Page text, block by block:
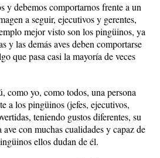
y debemos comportarnos frente a un
a seguir, ejecutivos y gerentes,
mejor visto son los pingüinos, ya
y las demás aves deben comportarse
que pasa casi la mayoría de veces
como yo, como todos, una persona
a los pingüinos (jefes, ejecutivos,
teniendo gustos diferentes, su
con muchas cualidades y capaz de
ellos dudan de él.